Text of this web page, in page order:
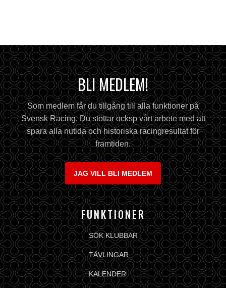
BLI MEDLEM!
Som medlem får du tillgång till alla funktioner på
Svensk Racing. Du stöttar ocksp vårt arbete med att
spara alla nutida och historiska racingresultat för
framtiden.
JAG VILL BLI MEDLEM
FUNKTIONER
SÖK KLUBBAR
TÄVLINGAR
KALENDER